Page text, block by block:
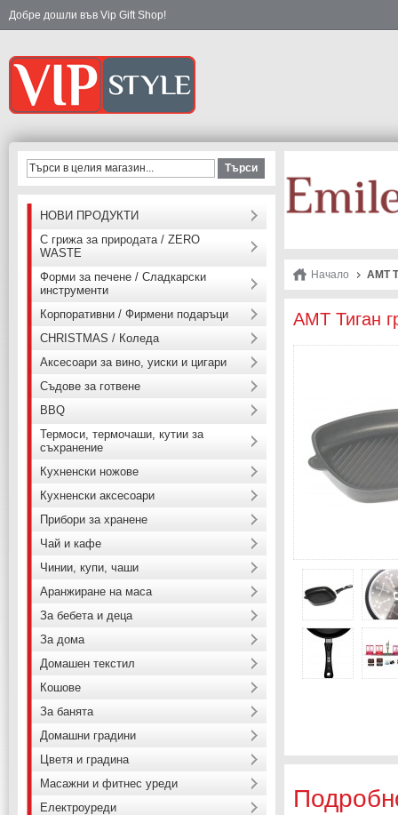
Добре дошли във Vip Gift Shop!
Начало AMT
AMT Тиган
Търси
НОВИ ПРОДУКТИ
С грижа за природата / ZERO
WASTE
Форми за печене / Сладкарски
инструменти
Корпоративни / Фирмени подаръци
CHRISTMAS / Коледа
Аксесоари за вино, уиски и цигари
Съдове за готвене
BBQ
Термоси, термочаши, кутии за
съхранение
Кухненски ножове
Кухненски аксесоари
Прибори за хранене
Чай и кафе
Чинии, купи, чаши
Аранжиране на маса
За бебета и деца
За дома
Домашен текстил
Кошове
За банята
Домашни градини
Цветя и градина
Масажни и фитнес уреди
Електроуреди